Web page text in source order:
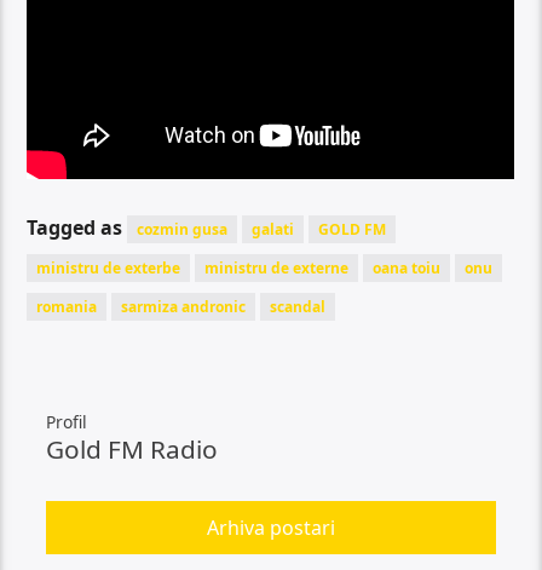
Tagged as cozmin gusa galati
GOLD FM
ministru de exterbe
ministru de externe oana toiu
onu
romania
sarmiza andronic scandal
Profil
Gold FM Radio
Arhiva postari